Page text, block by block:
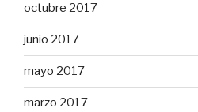
octubre 2017
junio 2017
mayo 2017
marzo 2017